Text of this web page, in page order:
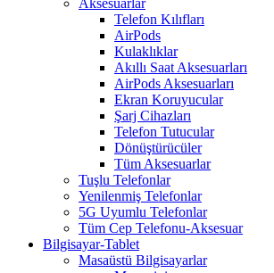
Aksesuarlar
Telefon Kılıfları
AirPods
Kulaklıklar
Akıllı Saat Aksesuarları
AirPods Aksesuarları
Ekran Koruyucular
Şarj Cihazları
Telefon Tutucular
Dönüştürücüler
Tüm Aksesuarlar
Tuşlu Telefonlar
Yenilenmiş Telefonlar
5G Uyumlu Telefonlar
Tüm Cep Telefonu-Aksesuar
Bilgisayar-Tablet
Masaüstü Bilgisayarlar